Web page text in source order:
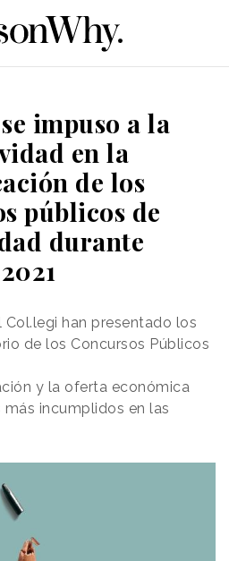
impuso a la
en la
de los
públicos de
durante
2021
Col.legi han presentado los
de los Concursos Públicos
y la oferta económica
incumplidos en las